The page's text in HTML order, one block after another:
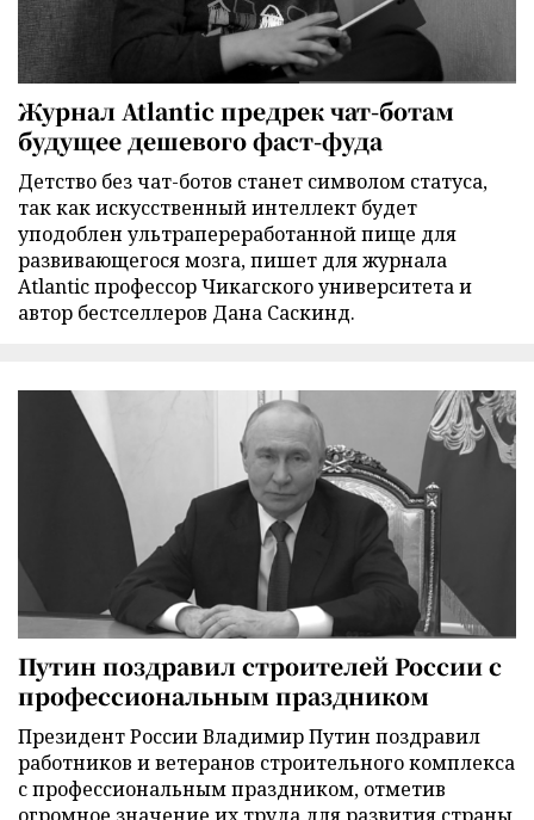
Журнал Atlantic предрек чат-ботам
будущее дешевого фаст-фуда
Детство без чат-ботов станет символом статуса,
так как искусственный интеллект будет
уподоблен ультрапереработанной пище для
развивающегося мозга, пишет для журнала
Atlantic профессор Чикагского университета и
автор бестселлеров Дана Саскинд.
Путин поздравил строителей России с
профессиональным праздником
Президент России Владимир Путин поздравил
работников и ветеранов строительного комплекса
с профессиональным праздником, отметив